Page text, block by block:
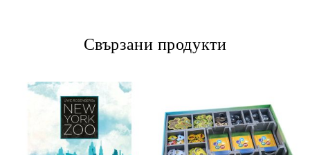
Свързани продукти